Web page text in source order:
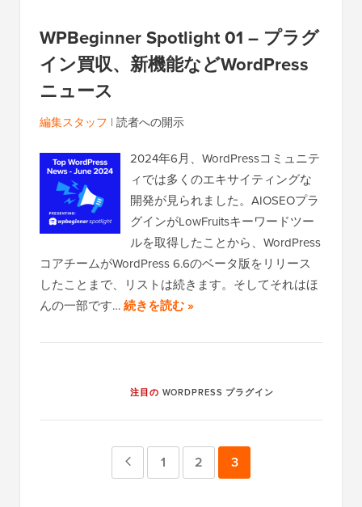
WPBeginner Spotlight 01 – プラグ
イン買収、新機能などWordPress
ニュース
編集スタッフ | 読者への開示
2024年6月、WordPressコミュニテ
ィでは多くのエキサイティングな
開発が見られました。AIOSEOプラ
グインがLowFruitsキーワードツー
ルを取得したことから、WordPress
コアチームがWordPress 6.6のベータ版をリリース
したことまで、リストは続きます。そしてそれはほ
んの一部です…続きを読む »
注目の WORDPRESS プラグイン
ペ
1
ペ
2
ペ
3